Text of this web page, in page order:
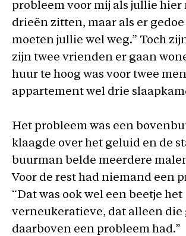
probleem voor mij als jullie hier
drieën zitten, maar als er
moeten jullie wel weg.” Toch
zijn twee vrienden er gaan
huur te hoog was voor twee
appartement wel drie
Het probleem was een
klaagde over het geluid en de
buurman belde meerdere
Voor de rest had niemand een
“Dat was ook wel een beetje het
verneukeratieve, dat alleen die
daarboven een probleem had.”